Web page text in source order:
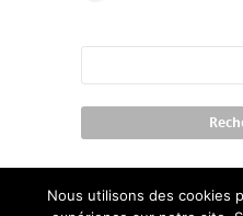
Nous utilisons des cookies